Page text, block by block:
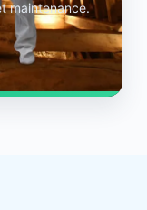
maintenance.